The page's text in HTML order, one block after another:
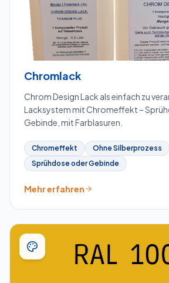
Chromlack
Chrom Design Lack als einfach zu
Lacksystem mit Chromeffekt –
Gebinde, mit Farblasuren.
Chromeffekt
Ohne Silberprozess
Sprühdose oder Gebinde
Mehr erfahren